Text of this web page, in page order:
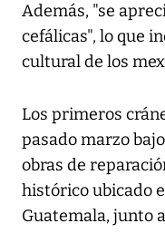
Además, "se
cefálicas", lo que
cultural de los
Los primeros
pasado marzo
obras de
histórico ubicado
Guatemala, junto